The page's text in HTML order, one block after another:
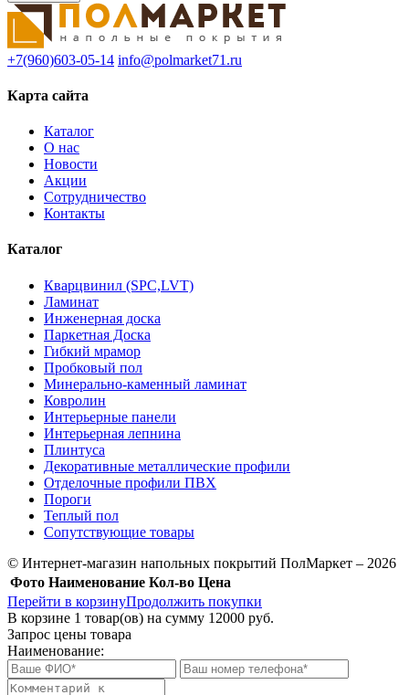
+7(960)603-05-14 info@polmarket71.ru
Карта сайта
Каталог
О нас
Новости
Акции
Сотрудничество
Контакты
Каталог
Кварцвинил (SPC,LVT)
Ламинат
Инженерная доска
Паркетная Доска
Гибкий мрамор
Пробковый пол
Минерально-каменный ламинат
Ковролин
Интерьерные панели
Интерьерная лепнина
Плинтуса
Декоративные металлические профили
Отделочные профили ПВХ
Пороги
Теплый пол
Сопутствующие товары
© Интернет-магазин напольных покрытий ПолМаркет – 2026
Фото Наименование Кол-во Цена
Перейти в корзинуПродолжить покупки
В корзине 1 товар(ов) на сумму 12000 руб.
Запрос цены товара
Наименование: